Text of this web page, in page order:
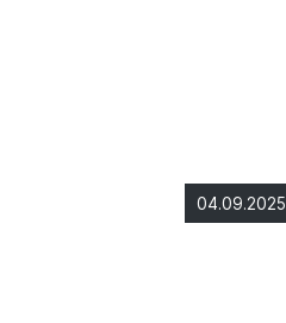
04.09.2025